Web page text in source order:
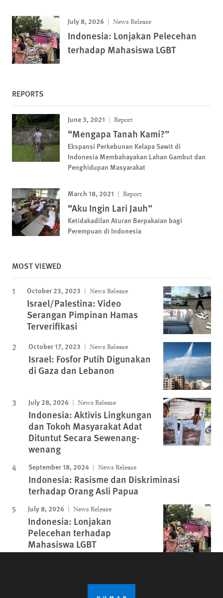
July 8, 2026 News Release
Indonesia: Lonjakan Pelecehan
terhadap Mahasiswa LGBT
REPORTS
June 3, 2021 Report
“Mengapa Tanah Kami?”
Ekspansi Perkebunan Kelapa Sawit di
Indonesia Membahayakan Lahan Gambut dan
Penghidupan Masyarakat
March 18, 2021 Report
“Aku Ingin Lari Jauh”
Ketidakadilan Aturan Berpakaian bagi
Perempuan di Indonesia
MOST VIEWED
October 23, 2023 News Release
Israel/Palestina: Video
Serangan Pimpinan Hamas
Terverifikasi
October 17, 2023 News Release
Israel: Fosfor Putih Digunakan
di Gaza dan Lebanon
July 28, 2026 News Release
Indonesia: Aktivis Lingkungan
dan Tokoh Masyarakat Adat
Dituntut Secara Sewenang-
wenang
September 18, 2024 News Release
Indonesia: Rasisme dan Diskriminasi
terhadap Orang Asli Papua
July 8, 2026 News Release
Indonesia: Lonjakan
Pelecehan terhadap
Mahasiswa LGBT